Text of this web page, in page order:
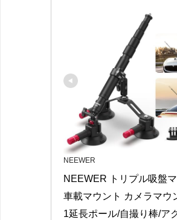
NEEWER
NEEWER トリプル吸盤
車載マウント カメラマウ
1延長ポール/自撮り棒/ア